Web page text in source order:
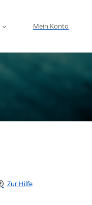
Mein Konto
Zur Hilfe